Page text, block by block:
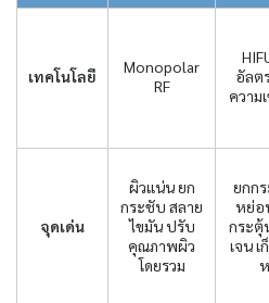
เทคโนโลยี
Monopolar
RF
อัลต
ความ
จุดเด่น
ผิวแน่น ยก
กระชับ สลาย
ไขมัน ปรับ
คุณภาพผิว
โดยรวม
ยกก
หย่อ
กระตุ้
เจน